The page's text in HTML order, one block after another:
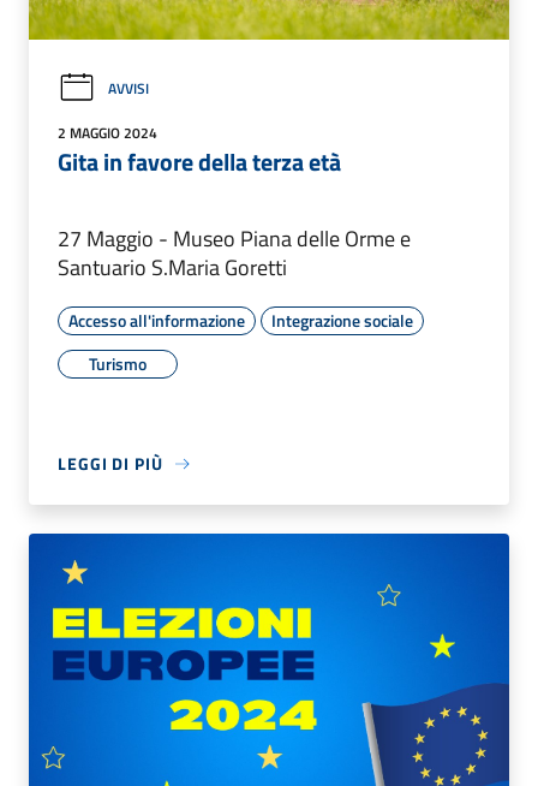
AVVISI
2 MAGGIO 2024
Gita in favore della terza età
27 Maggio - Museo Piana delle Orme e
Santuario S.Maria Goretti
Accesso all'informazione
Integrazione sociale
Turismo
LEGGI DI PIÙ